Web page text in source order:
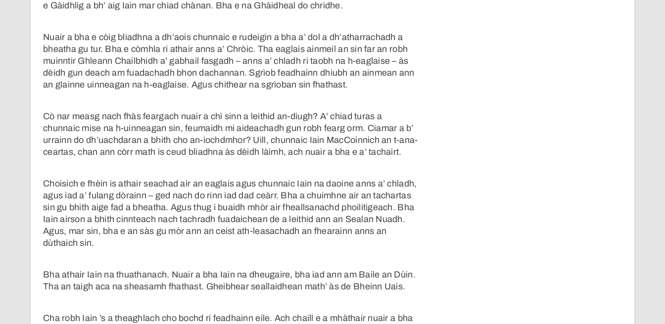
e Gàidhlig a bh’ aig Iain mar chiad chànan. Bha e na Ghàidheal do chridhe.
Nuair a bha e còig bliadhna a dh’aois chunnaic e rudeigin a bha a’ dol a dh’atharrachadh a
bheatha gu tur. Bha e còmhla ri athair anns a’ Chròic. Tha eaglais ainmeil an sin far an robh
muinntir Ghleann Chailbhidh a’ gabhail fasgadh – anns a’ chladh ri taobh na h-eaglaise – às
dèidh gun deach am fuadachadh bhon dachannan. Sgrìob feadhainn dhiubh an ainmean ann
an glainne uinneagan na h-eaglaise. Agus chithear na sgrìoban sin fhathast.
Cò nar measg nach fhàs feargach nuair a chì sinn a leithid an-diugh? A’ chiad turas a
chunnaic mise na h-uinneagan sin, feumaidh mi aideachadh gun robh fearg orm. Ciamar a b’
urrainn do dh’uachdaran a bhith cho an-iochdmhor? Uill, chunnaic Iain MacCoinnich an t-ana-
ceartas, chan ann còrr math is ceud bliadhna às dèidh làimh, ach nuair a bha e a’ tachairt.
Choisich e fhèin is athair seachad air an eaglais agus chunnaic Iain na daoine anns a’ chladh,
agus iad a’ fulang dòrainn – ged nach do rinn iad dad ceàrr. Bha a chuimhne air an tachartas
sin gu bhith aige fad a bheatha. Agus thug i buaidh mhòr air fheallsanachd phoilitigeach. Bha
Iain airson a bhith cinnteach nach tachradh fuadaichean de a leithid ann an Sealan Nuadh.
Agus, mar sin, bha e an sàs gu mòr ann an ceist ath-leasachadh an fhearainn anns an
dùthaich sin.
Bha athair Iain na thuathanach. Nuair a bha Iain na dheugaire, bha iad ann am Baile an Dùin.
Tha an taigh aca na sheasamh fhathast. Gheibhear seallaidhean math’ às de Bheinn Uais.
Cha robh Iain ’s a theaghlach cho bochd ri feadhainn eile. Ach chaill e a mhàthair nuair a bha